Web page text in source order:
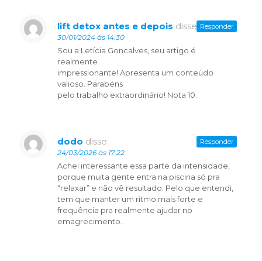
lift detox antes e depois disse:
30/01/2024 às 14:30
Sou a Letícia Goncalves, seu artigo é
realmente
impressionante! Apresenta um conteúdo
valioso. Parabéns
pelo trabalho extraordinário! Nota 10.
Responder
dodo disse:
24/03/2026 às 17:22
Achei interessante essa parte da intensidade,
porque muita gente entra na piscina só pra
“relaxar” e não vê resultado. Pelo que entendi,
tem que manter um ritmo mais forte e
frequência pra realmente ajudar no
emagrecimento.
Responder